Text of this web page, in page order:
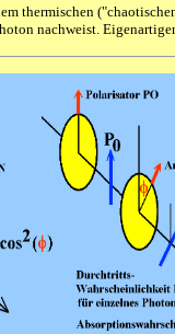
thermischen
nachweist.